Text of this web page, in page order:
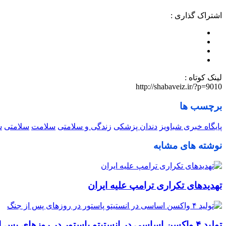
اشتراک گذاری :
لینک کوتاه :
http://shabaveiz.ir/?p=9010
برچسب ها
پایگاه خبری شباویز دندان پزشکی زندگی و سلامتی سلامت سلامتی
نوشته های مشابه
تهدیدهای تکراری ترامپ علیه ایران